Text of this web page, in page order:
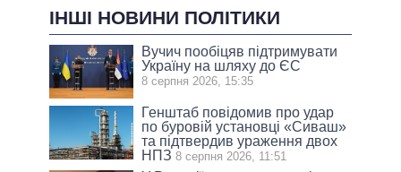
ІНШІ НОВИНИ ПОЛІТИКИ
Вучич пообіцяв підтримувати
Україну на шляху до ЄС
8 серпня 2026, 15:35
Генштаб повідомив про удар
по буровій установці «Сиваш»
та підтвердив ураження двох
НПЗ 8 серпня 2026, 11:51